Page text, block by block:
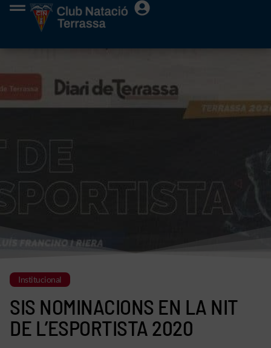
Institucional
SIS NOMINACIONS EN LA NIT
DE L’ESPORTISTA 2020